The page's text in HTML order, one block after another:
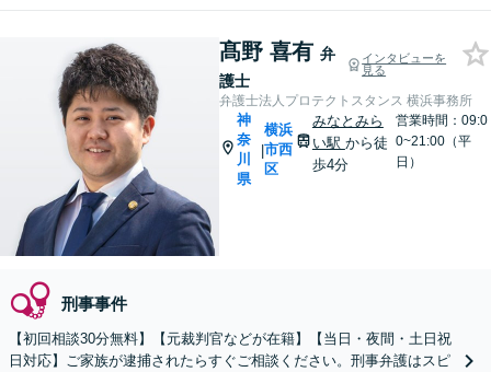
髙野 喜有 弁
護士
インタビューを
見る
弁護士法人プロテクトスタンス 横浜事務所
神
奈
川
県
|
横浜
市西
区
みなとみら
い駅 から徒
歩4分
営業時間：09:0
0~21:00（平
日）
刑事事件
【初回相談30分無料】【元裁判官などが在籍】【当日・夜間・土日祝
日対応】ご家族が逮捕されたらすぐご相談ください。刑事弁護はスピ